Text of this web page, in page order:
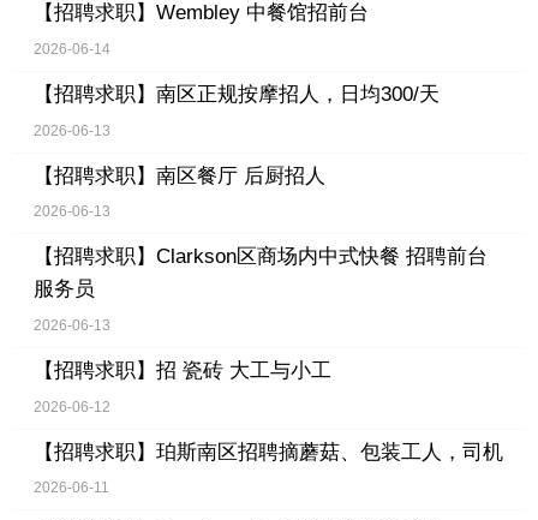
【招聘求职】 Wembley 中餐馆招前台
2026-06-14
【招聘求职】 南区正规按摩招人，日均300/天
2026-06-13
【招聘求职】 南区餐厅 后厨招人
2026-06-13
【招聘求职】 Clarkson区商场内中式快餐 招聘前台
服务员
2026-06-13
【招聘求职】 招 瓷砖 大工与小工
2026-06-12
【招聘求职】 珀斯南区招聘摘蘑菇、包装工人，司机
2026-06-11